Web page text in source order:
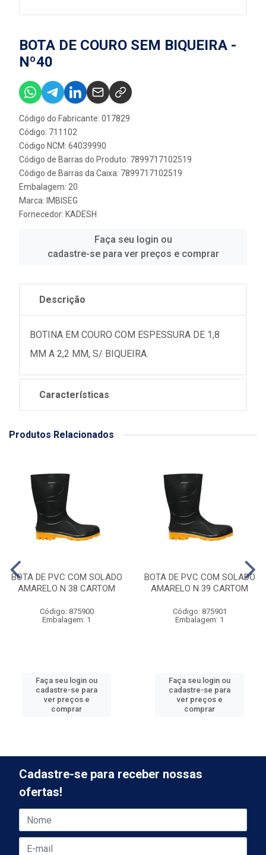
BOTA DE COURO SEM BIQUEIRA -
Nº40
Código do Fabricante: 017829
Código: 711102
Código NCM: 64039990
Código de Barras do Produto: 7899717102519
Código de Barras da Caixa: 7899717102519
Embalagem: 20
Marca: IMBISEG
Fornecedor: KADESH
Faça seu login ou
cadastre-se para ver preços e comprar
Descrição
BOTINA EM COURO COM ESPESSURA DE 1,8
MM A 2,2 MM, S/ BIQUEIRA.
Características
Produtos Relacionados
BOTA DE PVC COM SOLADO
AMARELO N 38 CARTOM
Código: 875900
Embalagem: 1
Faça seu login ou
cadastre-se para
ver preços e
comprar
BOTA DE PVC COM SOLADO
AMARELO N 39 CARTOM
Código: 875901
Embalagem: 1
Faça seu login ou
cadastre-se para
ver preços e
comprar
Cadastre-se para receber nossas
ofertas!